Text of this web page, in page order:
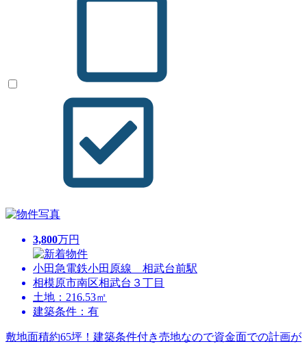
3,800万円
小田急電鉄小田原線 相武台前駅
相模原市南区相武台３丁目
土地：216.53㎡
建築条件：有
敷地面積約65坪！建築条件付き売地なので資金面での計画が